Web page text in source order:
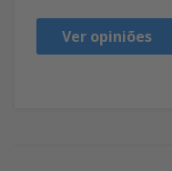
Ver opiniões